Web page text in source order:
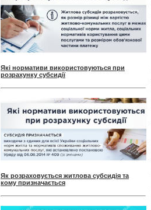
Які нормативи використовуються при
розрахунку субсидії
Як розраховується житлова субсидія та
кому призначається